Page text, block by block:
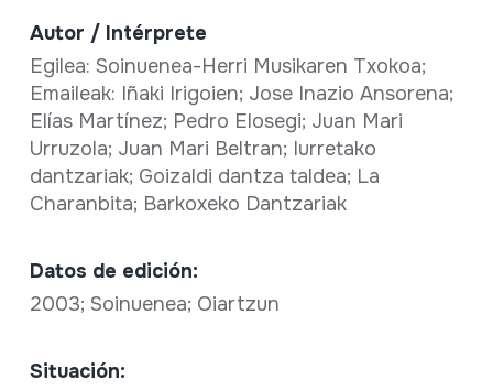
Autor / Intérprete
Egilea: Soinuenea-Herri Musikaren Txokoa;
Emaileak: Iñaki Irigoien; Jose Inazio Ansorena;
Elías Martínez; Pedro Elosegi; Juan Mari
Urruzola; Juan Mari Beltran; Iurretako
dantzariak; Goizaldi dantza taldea; La
Charanbita; Barkoxeko Dantzariak
Datos de edición:
2003; Soinuenea; Oiartzun
Situación: